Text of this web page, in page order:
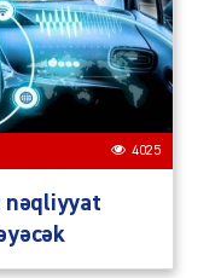
4025
nəqliyyat